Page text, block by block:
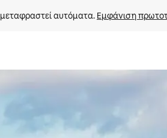
αυτόματα. Εμφάνιση